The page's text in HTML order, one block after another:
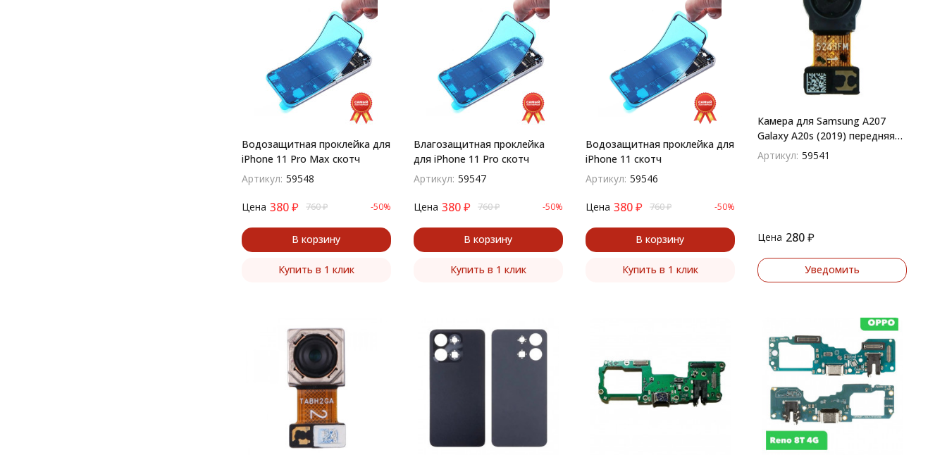
Водозащитная проклейка для
iPhone 11 Pro Max​ скотч
Артикул: 59548
Цена 380 ₽ 760₽ -50%
В корзину
Купить в 1 клик
Влагозащитная проклейка
для iPhone 11 Pro скотч
Артикул: 59547
Цена 380 ₽ 760₽ -50%
В корзину
Купить в 1 клик
Водозащитная проклейка для
iPhone 11 скотч
Артикул: 59546
Цена 380 ₽ 760₽ -50%
В корзину
Купить в 1 клик
Камера для Samsung A207
Galaxy A20s (2019) передняя
фронтальная
Артикул: 59541
Цена 280 ₽
Уведомить